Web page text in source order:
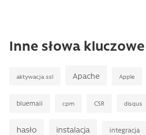
Inne słowa kluczowe
aktywacja ssl Apache Apple
bluemail cpm CSR disqus
hasło instalacja integracja